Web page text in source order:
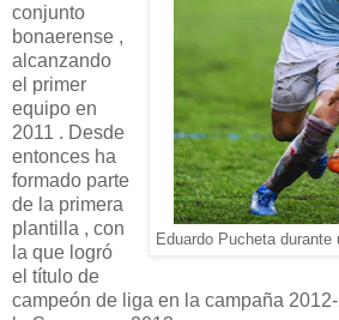
Eduardo Pucheta
conjunto
bonaerense ,
alcanzando
el primer
equipo en
2011 . Desde
entonces ha
formado parte
de la primera
plantilla , con
la que logró
el título de
campeón de liga en la campaña